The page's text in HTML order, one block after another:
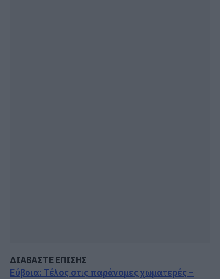
ΔΙΑΒΑΣΤΕ ΕΠΙΣΗΣ
Εύβοια: Τέλος στις παράνομες χωματερές –